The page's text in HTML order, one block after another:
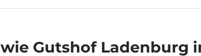
wie Gutshof Ladenburg